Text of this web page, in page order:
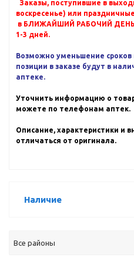
Заказы, поступившие в
воскресенье) или
в БЛИЖАЙШИЙ РАБОЧИЙ ДЕНЬ,
1-3 дней.
Возможно уменьшение сроков
позиции в заказе будут в
аптеке.
Уточнить информацию о
можете по телефонам аптек.
Описание, характеристики и
отличаться от оригинала.
Наличие
Все районы